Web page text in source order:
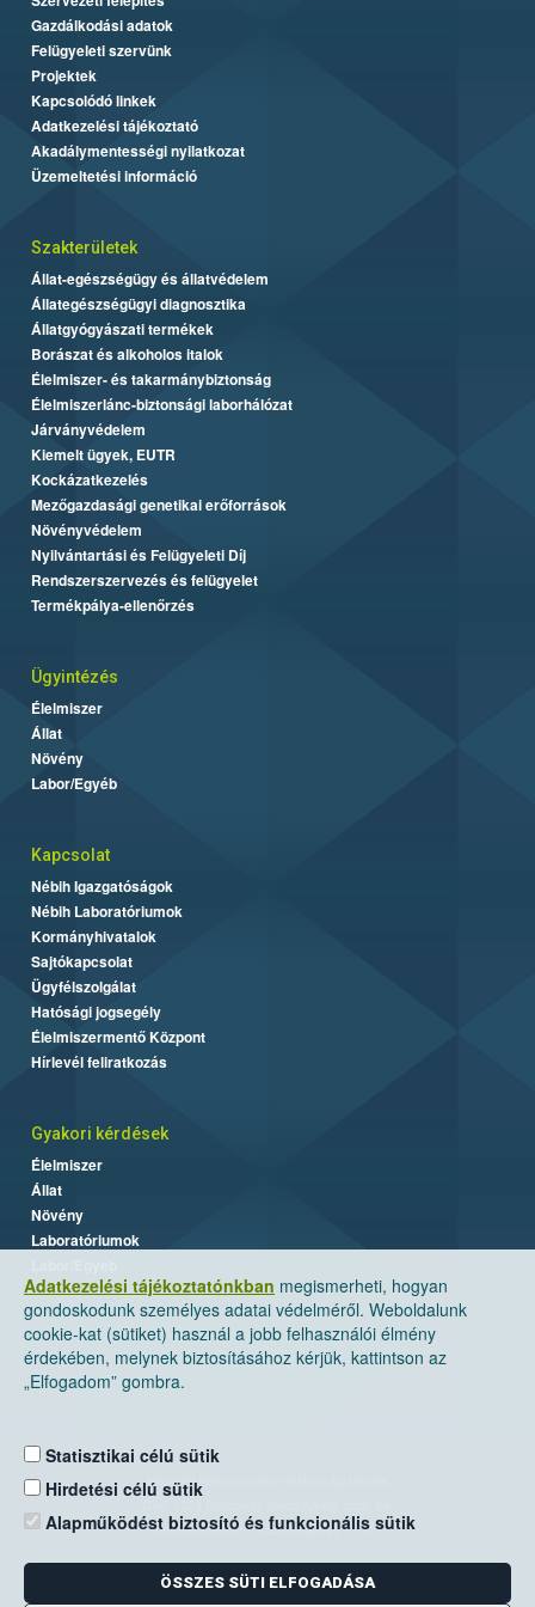
Adatkezelési tájékoztatónkban megismerheti, hogyan
gondoskodunk személyes adatai védelméről. Weboldalunk
cookie-kat (sütiket) használ a jobb felhasználói élmény
érdekében, melynek biztosításához kérjük, kattintson az
„Elfogadom” gombra.
Statisztikai célú sütik
Hirdetési célú sütik
Alapműködést biztosító és funkcionális sütik
ÖSSZES SÜTI ELFOGADÁSA
Gazdálkodási adatok
Felügyeleti szervünk
Projektek
Kapcsolódó linkek
Adatkezelési tájékoztató
Akadálymentességi nyilatkozat
Üzemeltetési információ
Szakterületek
Állat-egészségügy és állatvédelem
Állategészségügyi diagnosztika
Állatgyógyászati termékek
Borászat és alkoholos italok
Élelmiszer- és takarmánybiztonság
Élelmiszerlánc-biztonsági laborhálózat
Járványvédelem
Kiemelt ügyek, EUTR
Kockázatkezelés
Mezőgazdasági genetikai erőforrások
Növényvédelem
Nyilvántartási és Felügyeleti Díj
Rendszerszervezés és felügyelet
Termékpálya-ellenőrzés
Ügyintézés
Élelmiszer
Állat
Növény
Labor/Egyéb
Kapcsolat
Nébih Igazgatóságok
Nébih Laboratóriumok
Kormányhivatalok
Sajtókapcsolat
Ügyfélszolgálat
Hatósági jogsegély
Élelmiszermentő Központ
Hírlevél feliratkozás
Gyakori kérdések
Élelmiszer
Állat
Növény
Laboratóriumok
Nemzeti Élelmiszerlánc-biztonsági Hivatal
Levelezési cím: 1525 Budapest. Pf. 30.
E-mail:ugyfelszolgalat@nebih.gov.hu